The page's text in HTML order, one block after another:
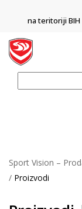
na teritoriji
Sport Vision –
Proizvodi